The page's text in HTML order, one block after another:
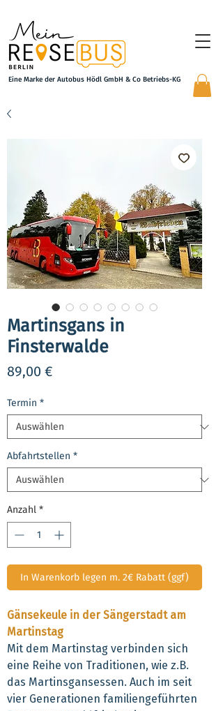
Eine Marke der Autobus Hödl GmbH & Co Betriebs-KG
Martinsgans in
Finsterwalde
89,00 €
Termin *
Abfahrtstellen *
Anzahl *
In Warenkorb legen m. 2€ Rabatt (ggf)
Gänsekeule in der Sängerstadt am
Martinstag
Mit dem Martinstag verbinden sich
eine Reihe von Traditionen, wie z.B.
das Martinsgansessen. Auch im seit
vier Generationen familiengeführten